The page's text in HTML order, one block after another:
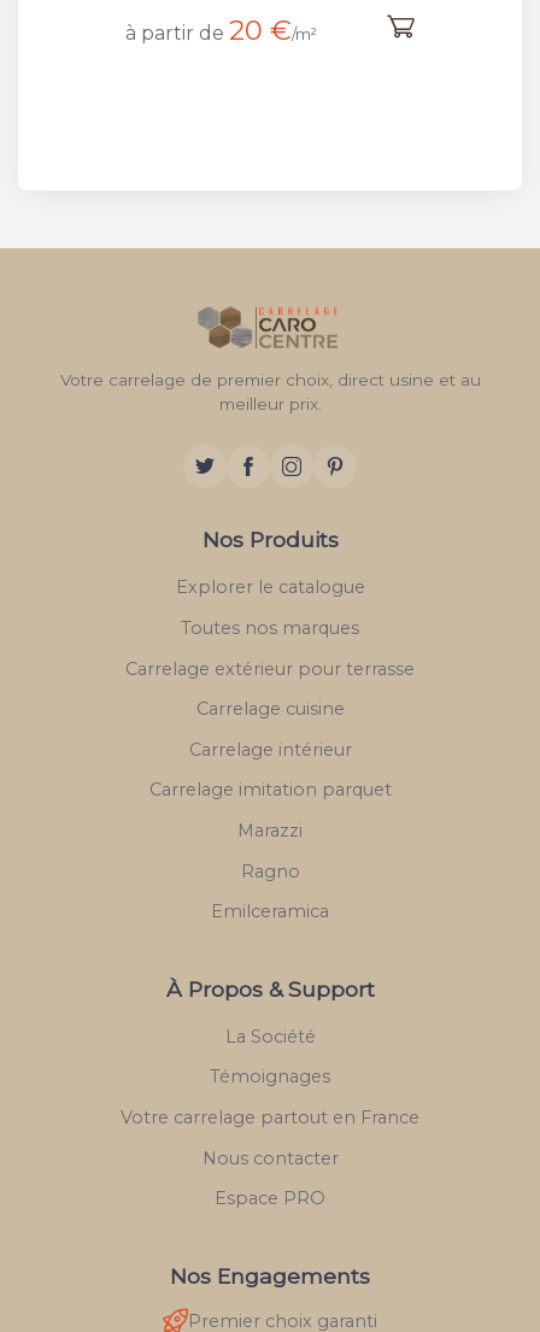
à partir de 20 €/m²
Votre carrelage de premier choix, direct usine et au
meilleur prix.
Nos Produits
Explorer le catalogue
Toutes nos marques
Carrelage extérieur pour terrasse
Carrelage cuisine
Carrelage intérieur
Carrelage imitation parquet
Marazzi
Ragno
Emilceramica
À Propos & Support
La Société
Témoignages
Votre carrelage partout en France
Nous contacter
Espace PRO
Nos Engagements
Premier choix garanti